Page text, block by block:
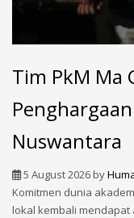
Tim PkM Ma
Nuswantara
5 August 2026by
Komitmen dunia
lokal kembali mendapat